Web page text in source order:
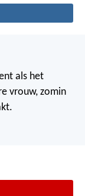
als het
vrouw, zomin